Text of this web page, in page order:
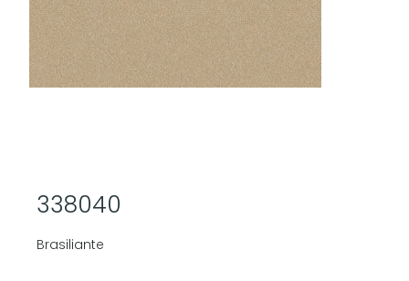
338040
Brasiliante